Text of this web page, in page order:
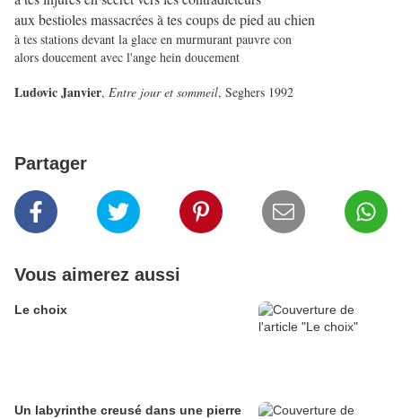
aux bestioles massacrées à tes coups de pied au chien
à tes stations devant la glace en murmurant pauvre con
alors doucement avec l'ange hein doucement
Ludovic Janvier, Entre jour et sommeil, Seghers 1992
Partager
Vous aimerez aussi
Le choix
Un labyrinthe creusé dans une pierre